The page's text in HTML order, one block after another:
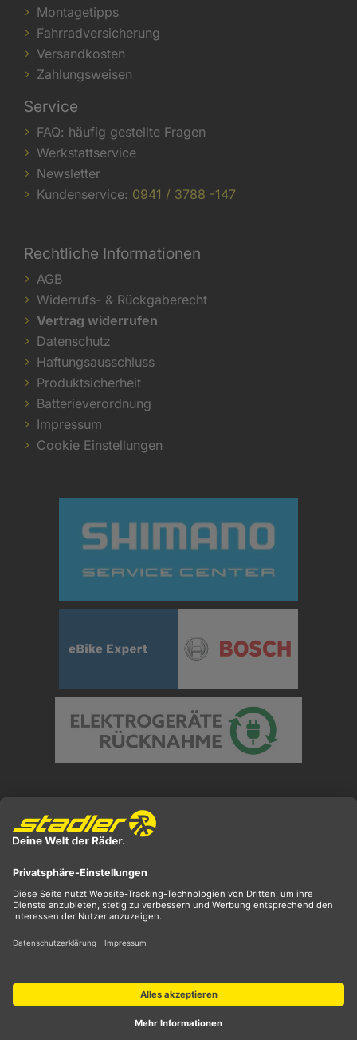
Montagetipps
Fahrradversicherung
Versandkosten
Zahlungsweisen
Service
FAQ: häufig gestellte Fragen
Werkstattservice
Newsletter
Kundenservice: 0941 / 3788 -147
Rechtliche Informationen
AGB
Widerrufs- & Rückgaberecht
Vertrag widerrufen
Datenschutz
Haftungsausschluss
Produktsicherheit
Batterieverordnung
Impressum
Cookie Einstellungen
** ehemaliger UVP
*** Preis entspricht unserem Markteinführungspreis